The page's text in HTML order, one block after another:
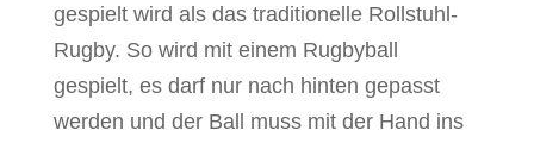
gespielt wird als das traditionelle Rollstuhl-
Rugby. So wird mit einem Rugbyball
gespielt, es darf nur nach hinten gepasst
werden und der Ball muss mit der Hand ins